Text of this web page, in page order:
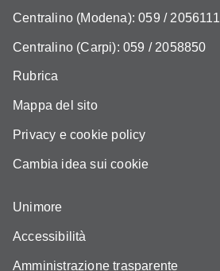
Centralino (Modena): 059 / 2056111
Centralino (Carpi): 059 / 2058850
Rubrica
Mappa del sito
Privacy e cookie policy
Cambia idea sui cookie
Unimore
Accessibilità
Amministrazione trasparente